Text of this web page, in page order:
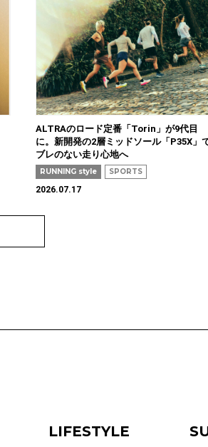
ALTRAのロード定番「Torin」が9代目
に。新開発の2層ミッドソール「P35X」
ブレのない走り心地へ
RUNNING style SPORTS
2026.07.17
LIFESTYLE